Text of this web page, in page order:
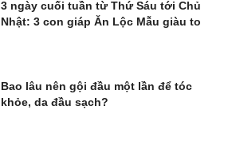
3 ngày cuối tuần từ Thứ Sáu tới Chủ
Nhật: 3 con giáp Ăn Lộc Mẫu giàu to
Bao lâu nên gội đầu một lần để tóc
khỏe, da đầu sạch?